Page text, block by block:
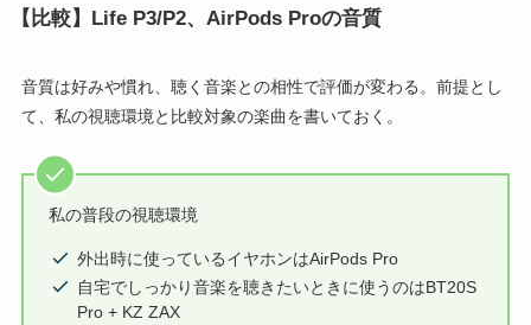
【比較】Life P3/P2、AirPods Proの音質
音質は好みや慣れ、聴く音楽との相性で評価が変わる。前提とし
て、私の視聴環境と比較対象の楽曲を書いておく。
私の普段の視聴環境
外出時に使っているイヤホンはAirPods Pro
自宅でしっかり音楽を聴きたいときに使うのはBT20S
Pro + KZ ZAX